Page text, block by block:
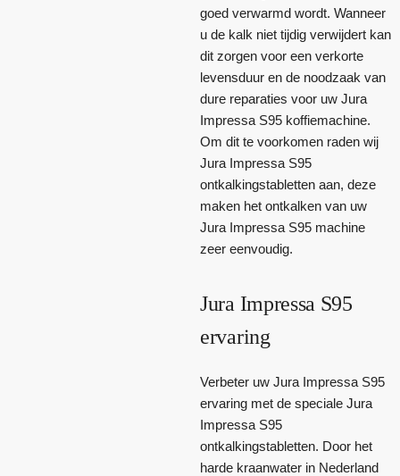
goed verwarmd wordt. Wanneer
u de kalk niet tijdig verwijdert kan
dit zorgen voor een verkorte
levensduur en de noodzaak van
dure reparaties voor uw Jura
Impressa S95 koffiemachine.
Om dit te voorkomen raden wij
Jura Impressa S95
ontkalkingstabletten aan, deze
maken het ontkalken van uw
Jura Impressa S95 machine
zeer eenvoudig.
Jura Impressa S95
ervaring
Verbeter uw Jura Impressa S95
ervaring met de speciale Jura
Impressa S95
ontkalkingstabletten. Door het
harde kraanwater in Nederland